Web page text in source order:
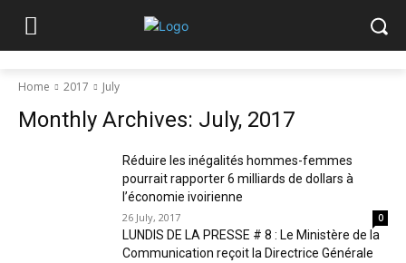
Home 2017 July
Monthly Archives: July, 2017
Réduire les inégalités hommes-femmes
pourrait rapporter 6 milliards de dollars à
l’économie ivoirienne
26 July, 2017 0
LUNDIS DE LA PRESSE # 8 : Le Ministère de la
Communication reçoit la Directrice Générale